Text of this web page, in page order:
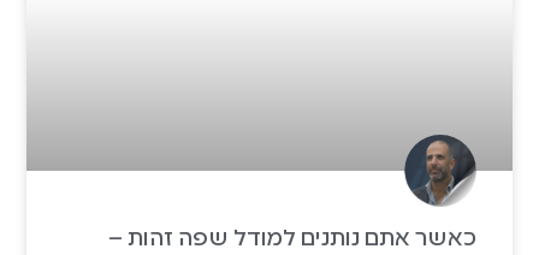
כאשר אתם נותנים למודל שפה זהות –